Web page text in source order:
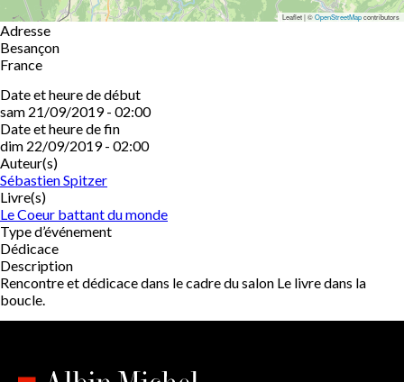
Leaflet | ©OpenStreetMapcontributors
Adresse
Besançon
France
Date et heure de début
sam 21/09/2019 - 02:00
Date et heure de fin
dim 22/09/2019 - 02:00
Auteur(s)
Sébastien Spitzer
Livre(s)
Le Coeur battant du monde
Type d’événement
Dédicace
Description
Rencontre et dédicace dans le cadre du salon Le livre dans la
boucle.